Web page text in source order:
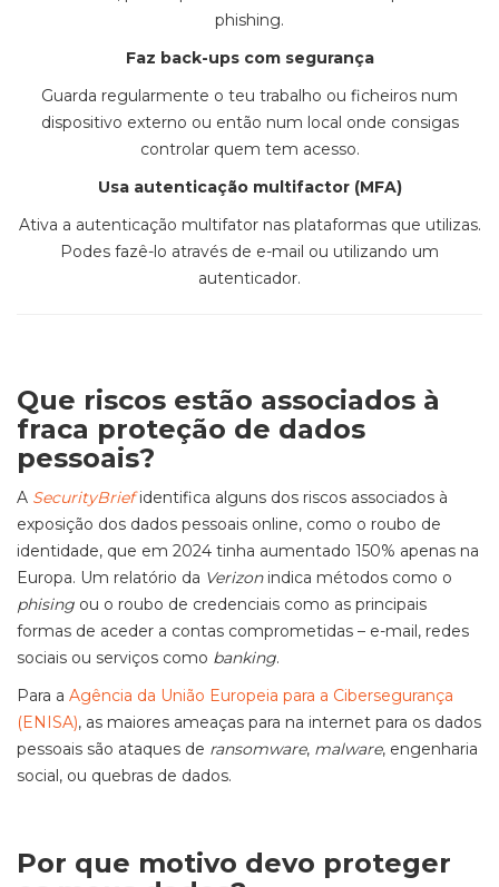
phishing.
Faz back-ups com segurança
Guarda regularmente o teu trabalho ou ficheiros num
dispositivo externo ou então num local onde consigas
controlar quem tem acesso.
Usa autenticação multifactor (MFA)
Ativa a autenticação multifator nas plataformas que utilizas.
Podes fazê-lo através de e-mail ou utilizando um
autenticador.
Que riscos estão associados à
fraca proteção de dados
pessoais?
A SecurityBriefidentifica alguns dos riscos associados à
exposição dos dados pessoais online, como o roubo de
identidade, que em 2024 tinha aumentado 150% apenas na
Europa. Um relatório da Verizon indica métodos como o
phising ou o roubo de credenciais como as principais
formas de aceder a contas comprometidas – e-mail, redes
sociais ou serviços como banking.
Para a Agência da União Europeia para a Cibersegurança
(ENISA), as maiores ameaças para na internet para os dados
pessoais são ataques de ransomware, malware, engenharia
social, ou quebras de dados.
Por que motivo devo proteger